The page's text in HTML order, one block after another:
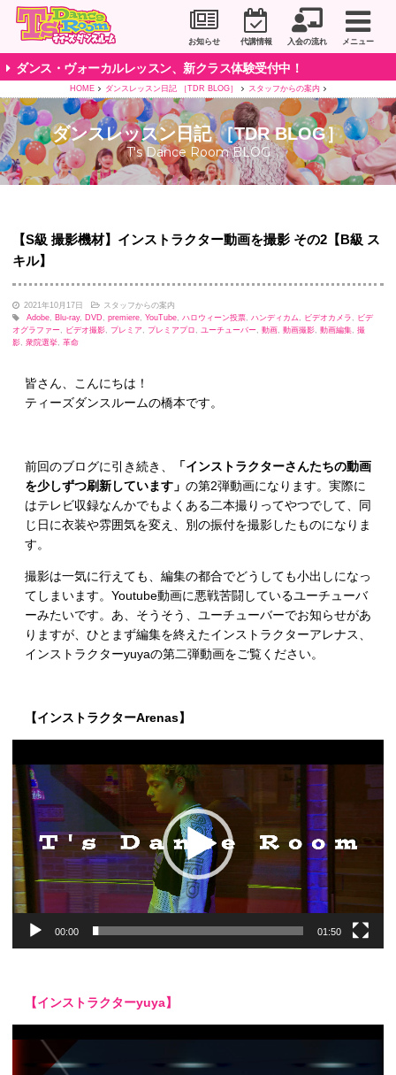
川崎市のダンススタジオ＆ボーカルスクール「
お知らせ 代講情報 入会の流れ メニュー
ダンス・ヴォーカルレッスン、新クラス体験受付中！
HOME ダンスレッスン日記 ［TDR BLOG］ スタッフからの案内
ダンスレッスン日記 ［TDR BLOG］
T's Dance Room BLOG
【S級 撮影機材】インストラクター動画を撮影 その2【B級 ス
キル】
2021年10月17日
スタッフからの案内
Adobe, Blu-ray, DVD premiere, YouTube, ハロウィーン投票, ハンディカム ビデオカメラ
ビデ
オグラファー
ビデオ撮影 プレミア プレミアプロ ユーチューバー 動画 動画撮影 動画編集 撮
影 衆院選挙 革命
皆さん、こんにちは！
ティーズダンスルームの橋本です。
前回のブログに引き続き、
「インストラクターさんたちの動画
を少しずつ刷新しています」 の第2弾動画になります。実際に
はテレビ収録なんかでもよくある二本撮りってやつでして、同
じ日に衣装や雰囲気を変え、別の振付を撮影したものになりま
す。
撮影は一気に行えても、編集の都合でどうしても小出しになっ
てしまいます。Youtube動画に悪戦苦闘しているユーチューバ
ーみたいです。あ、そうそう、ユーチューバーでお知らせがあ
りますが、ひとまず編集を終えたインストラクターアレナス、
インストラクターyuyaの第二弾動画をご覧ください。
【インストラクターArenas】
画
プ
レ
ー
ヤ
ー
00:00 01:50
【インストラクターyuya】